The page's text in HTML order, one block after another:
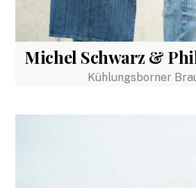
Michel Schwarz &
Kühlungsborner